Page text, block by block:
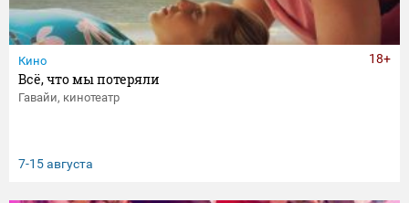
Кино
Всё, что мы потеряли
Гавайи, кинотеатр
7-15 августа
18+